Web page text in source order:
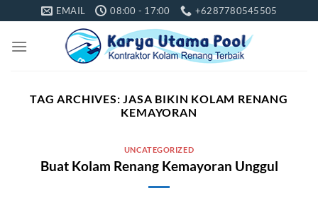
to
content
EMAIL 08:00 - 17:00 +6287780545505
TAG ARCHIVES:JASA BIKIN KOLAM RENANG
KEMAYORAN
UNCATEGORIZED
Buat Kolam Renang Kemayoran Unggul